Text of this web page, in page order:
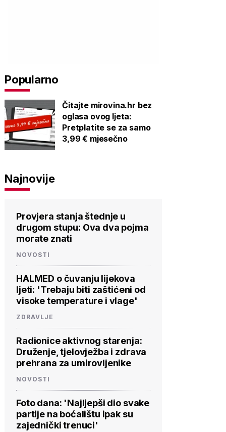
Popularno
Čitajte mirovina.hr bez
oglasa ovog ljeta:
Pretplatite se za samo
3,99 € mjesečno
Najnovije
Provjera stanja štednje u
drugom stupu: Ova dva pojma
morate znati
NOVOSTI
HALMED o čuvanju lijekova
ljeti: 'Trebaju biti zaštićeni od
visoke temperature i vlage'
ZDRAVLJE
Radionice aktivnog starenja:
Druženje, tjelovježba i zdrava
prehrana za umirovljenike
NOVOSTI
Foto dana: 'Najljepši dio svake
partije na boćalištu ipak su
zajednički trenuci'